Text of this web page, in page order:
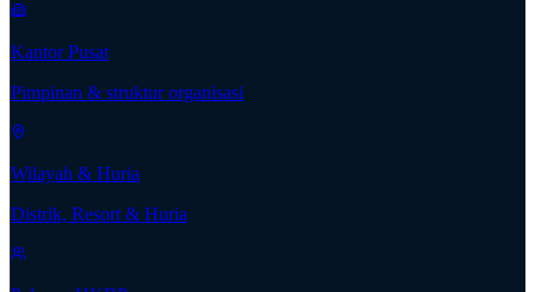
Kantor Pusat
Pimpinan & struktur organisasi
Wilayah & Huria
Distrik, Resort & Huria